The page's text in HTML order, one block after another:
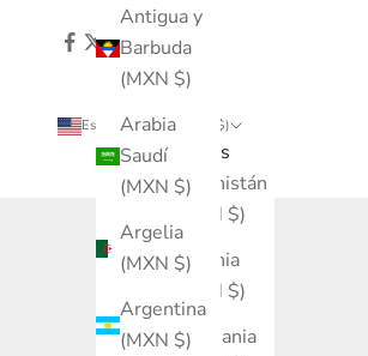
Antigua y
Barbuda
(MXN $)
Arabia
Saudí
(MXN $)
Argelia
(MXN $)
Argentina
(MXN $)
Estados Unidos (MXN $)
País
Afganistán
(MXN $)
Albania
(MXN $)
Alemania